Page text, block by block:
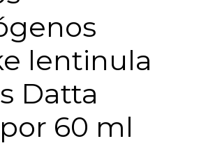
lentinula
Datta
60 ml